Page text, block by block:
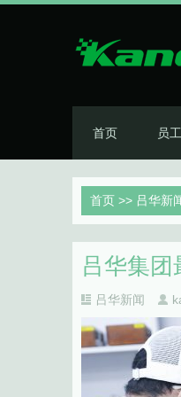
首页 员
首页 >> 吕华新
吕华集团
吕华新闻